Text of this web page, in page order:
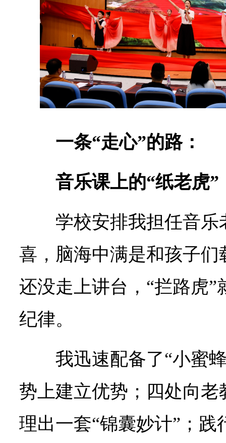
一条“走心”的路：
音乐课上的“纸老虎”
学校安排我担任音
喜，脑海中满是和孩子
还没走上讲台，“拦路虎
纪律。
我迅速配备了“小蜜
势上建立优势；四处向
理出一套“锦囊妙计”；践